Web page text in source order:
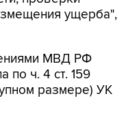
ущерба",
МВД РФ
по ч. 4 ст. 159
размере) УК